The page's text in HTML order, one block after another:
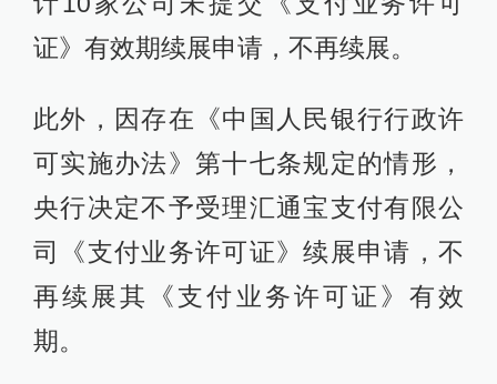
证》有效期续展申请，不再续展。
此外，因存在《中国人民银行行政许
可实施办法》第十七条规定的情形，
央行决定不予受理汇通宝支付有限公
司《支付业务许可证》续展申请，不
再续展其《支付业务许可证》有效
期。